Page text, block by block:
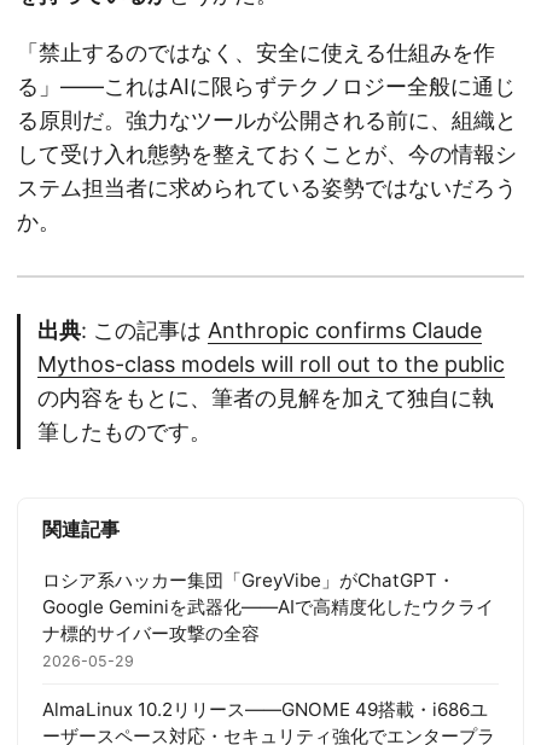
「禁止するのではなく、安全に使える仕組みを作
る」——これはAIに限らずテクノロジー全般に通じ
る原則だ。強力なツールが公開される前に、組織と
して受け入れ態勢を整えておくことが、今の情報シ
ステム担当者に求められている姿勢ではないだろう
か。
出典: この記事は Anthropic confirms Claude
Mythos-class models will roll out to the public
の内容をもとに、筆者の見解を加えて独自に執
筆したものです。
関連記事
ロシア系ハッカー集団「GreyVibe」がChatGPT・
Google Geminiを武器化——AIで高精度化したウクライ
ナ標的サイバー攻撃の全容
2026-05-29
AlmaLinux 10.2リリース——GNOME 49搭載・i686ユ
ーザースペース対応・セキュリティ強化でエンタープラ